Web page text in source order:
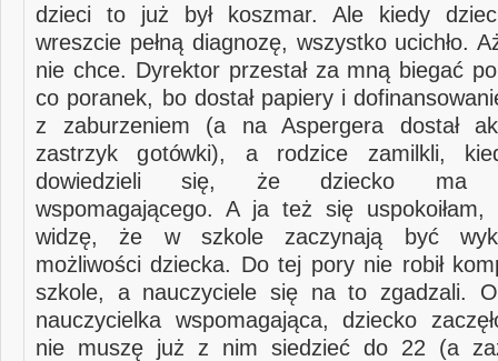
dzieci to już był koszmar. Ale kiedy
wreszcie pełną diagnozę, wszystko ucichło.
nie chce. Dyrektor przestał za mną biegać
co poranek, bo dostał papiery i
z zaburzeniem (a na Aspergera dostał
zastrzyk gotówki), a rodzice zamilkli,
dowiedzieli się, że dziecko ma
wspomagającego. A ja też się uspokoiłam,
widzę, że w szkole zaczynają być
możliwości dziecka. Do tej pory nie robił
szkole, a nauczyciele się na to zgadzali.
nauczycielka wspomagająca, dziecko
nie muszę już z nim siedzieć do 22 (a